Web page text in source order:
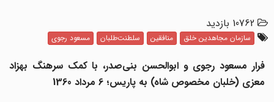
10762 بازدید
سازمان مجاهدین خلق منافقین سلطنت‌طلبان مسعود رجوی
فرار مسعود رجوی و ابوالحسن بنی‌صدر، با کمک سرهنگ بهزاد
معزی (خلبان مخصوص شاه) به پاریس؛ 6 مرداد 1360